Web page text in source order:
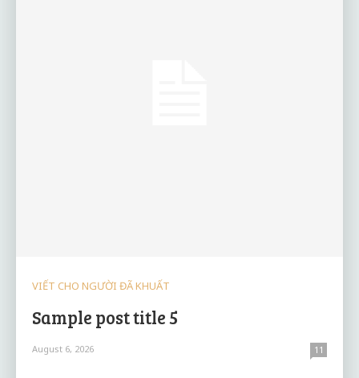
VIẾT CHO NGƯỜI ĐÃ KHUẤT
Sample post title 5
August 6, 2026 11